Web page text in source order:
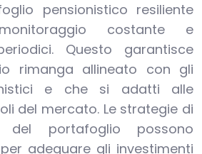
pensionistico resiliente
costante e
Questo garantisce
rimanga allineato con gli
e che si adatti alle
del mercato. Le strategie di
del portafoglio possono
adeguare gli investimenti